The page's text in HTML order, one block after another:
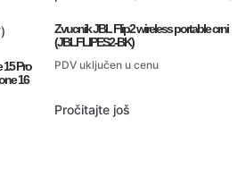
Pro
16
Zvucnik JBL Flip2 wireless portable crni
(JBLFLIPES2-BK)
PDV uključen u cenu
Pročitajte još